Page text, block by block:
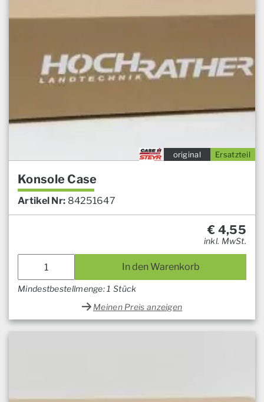
Ersatzteil
original
Konsole Case
Artikel Nr: 84251647
€ 4,55
inkl. MwSt.
In den Warenkorb
Mindestbestellmenge: 1 Stück
Meinen Preis anzeigen